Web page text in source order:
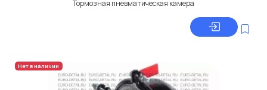
Тормозная пневматическая камера
Нет в наличии